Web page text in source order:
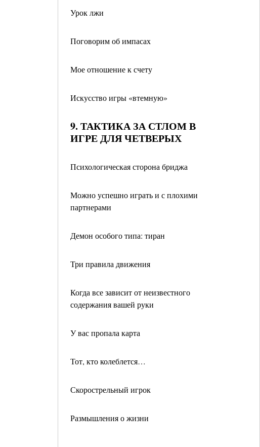
Урок лжи
Поговорим об импасах
Мое отношение к счету
Искусство игры «втемную»
9. ТАКТИКА ЗА СТЛОМ В
ИГРЕ ДЛЯ ЧЕТВЕРЫХ
Психологическая сторона бриджа
Можно успешно играть и с плохими
партнерами
Демон особого типа: тиран
Три правила движения
Когда все зависит от неизвестного
содержания вашей руки
У вас пропала карта
Тот, кто колеблется…
Скорострельный игрок
Размышления о жизни